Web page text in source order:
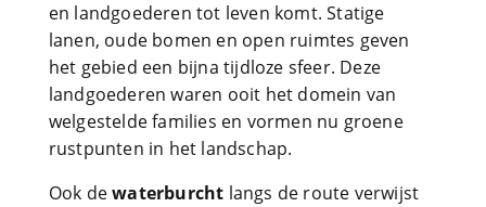
en landgoederen tot leven komt. Statige
lanen, oude bomen en open ruimtes geven
het gebied een bijna tijdloze sfeer. Deze
landgoederen waren ooit het domein van
welgestelde families en vormen nu groene
rustpunten in het landschap.
Ook dewaterburcht langs de route verwijst